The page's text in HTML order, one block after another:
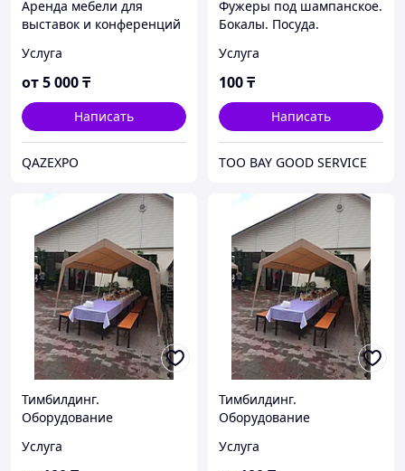
Аренда мебели для
выставок и конференций
Услуга
от5 000₸
Написать
QAZEXPO
Фужеры под шампанское.
Бокалы. Посуда.
Столы. Стулья. Шатры.
Казаны
Услуга
100₸
Написать
ТОО BAY GOOD SERVICE
Тимбилдинг.
Оборудование
Услуга
Тимбилдинг.
Оборудование
Услуга